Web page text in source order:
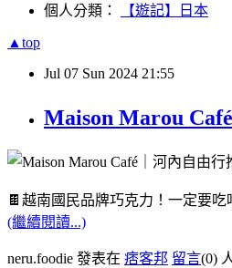
個人分類： 【遊記】日本
▲top
Jul 07 Sun 2024 21:55
Maison Marou
🍫越南國民品牌巧克力！一定要吃
(繼續閱讀...)
neru.foodie 發表在 痞客邦 留言(0)